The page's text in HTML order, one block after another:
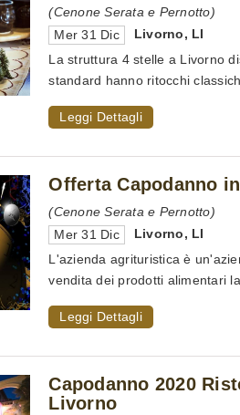
(Cenone Serata e Pernotto)
Mer 31 Dic
Livorno, LI
La struttura 4 stelle a Livorno
standard hanno ritocchi
Leggi Dettagli
Offerta Capodanno
(Cenone Serata e Pernotto)
Mer 31 Dic
Livorno, LI
L'azienda agrituristica è
vendita dei prodotti alimentari
Leggi Dettagli
Capodanno 2020
Livorno